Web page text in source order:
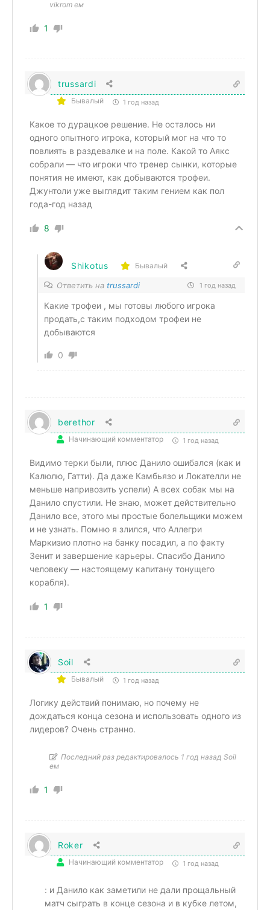
vikrom ем
1
trussardi
Бывалый 1 год назад
Какое то дурацкое решение. Не осталось ни
одного опытного игрока, который мог на что то
повлиять в раздевалке и на поле. Какой то Аякс
собрали — что игроки что тренер сынки, которые
понятия не имеют, как добываются трофеи.
Джунтоли уже выглядит таким гением как пол
года-год назад
8
Shikotus Бывалый
Ответить на trussardi 1 год назад
Какие трофеи , мы готовы любого игрока
продать,с таким подходом трофеи не
добываются
0
berethor
Начинающий комментатор 1 год назад
Видимо терки были, плюс Данило ошибался (как и
Калюлю, Гатти). Да даже Камбьязо и Локателли не
меньше напривозить успели) А всех собак мы на
Данило спустили. Не знаю, может действительно
Данило все, этого мы простые болельщики можем
и не узнать. Помню я злился, что Аллегри
Маркизио плотно на банку посадил, а по факту
Зенит и завершение карьеры. Спасибо Данило
человеку — настоящему капитану тонущего
корабля).
1
Soil
Бывалый 1 год назад
Логику действий понимаю, но почему не
дождаться конца сезона и использовать одного из
лидеров? Очень странно.
Последний раз редактировалось 1 год назад Soil
ем
1
Roker
Начинающий комментатор 1 год назад
: и Данило как заметили не дали прощальный
матч сыграть в конце сезона и в кубке летом,